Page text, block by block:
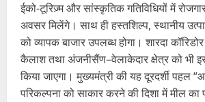
ईको-टूरिज़्म और सांस्कृतिक गतिविधियों में
अवसर मिलेंगे। साथ ही हस्तशिल्प, स्थानीय
को व्यापक बाजार उपलब्ध होगा। शारदा
कैलाश तथा अंजनीसैंण–वेलाकेदार क्षेत्र को भी
किया जाएगा। मुख्यमंत्री की यह दूरदर्शी पहल
परिकल्पना को साकार करने की दिशा में मील का